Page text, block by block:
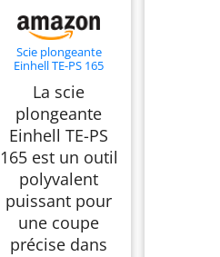
Scie plongeante
Einhell TE-PS 165
La scie
plongeante
Einhell TE-PS
165 est un outil
polyvalent
puissant pour
une coupe
précise dans